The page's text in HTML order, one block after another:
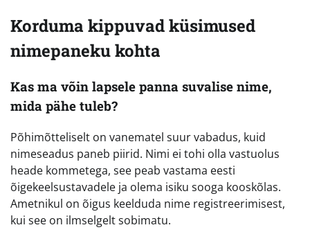
Korduma kippuvad küsimused
nimepaneku kohta
Kas ma võin lapsele panna suvalise nime,
mida pähe tuleb?
Põhimõtteliselt on vanematel suur vabadus, kuid
nimeseadus paneb piirid. Nimi ei tohi olla vastuolus
heade kommetega, see peab vastama eesti
õigekeelsustavadele ja olema isiku sooga kooskõlas.
Ametnikul on õigus keelduda nime registreerimisest,
kui see on ilmselgelt sobimatu.